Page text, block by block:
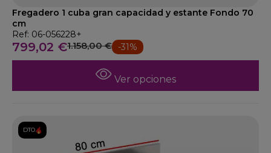
Fregadero 1 cuba gran capacidad y estante Fondo 70
cm
Ref: 06-056228+
799,02 €1.158,00 € -31%
Ver opciones
DTO.